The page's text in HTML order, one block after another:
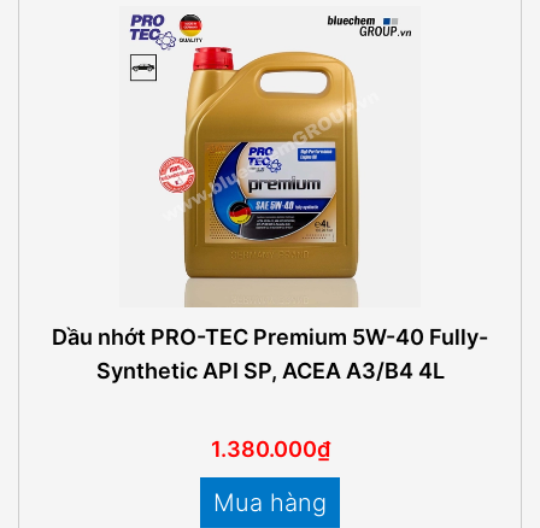
Dầu nhớt PRO-TEC Premium 5W-40 Fully-
Synthetic API SP, ACEA A3/B4 4L
1.380.000₫
Mua hàng